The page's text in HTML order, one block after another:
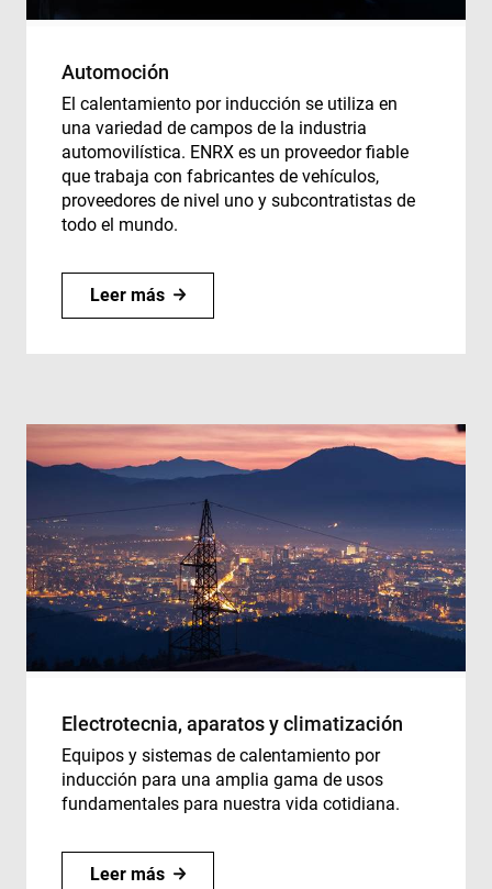
Automoción
El calentamiento por inducción se utiliza en
una variedad de campos de la industria
automovilística. ENRX es un proveedor fiable
que trabaja con fabricantes de vehículos,
proveedores de nivel uno y subcontratistas de
todo el mundo.
Leer más
Electrotecnia, aparatos y climatización
Equipos y sistemas de calentamiento por
inducción para una amplia gama de usos
fundamentales para nuestra vida cotidiana.
Leer más